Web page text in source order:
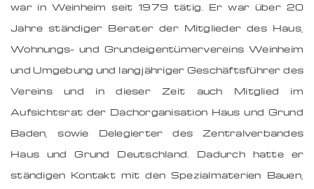
war in Weinheim seit 1979 tätig. Er war über 20
Jahre ständiger Berater der Mitglieder des Haus,
Wohnungs- und Grundeigentümervereins Weinheim
und Umgebung und langjähriger Geschäftsführer des
Vereins und in dieser Zeit auch Mitglied im
Aufsichtsrat der Dachorganisation Haus und Grund
Baden, sowie Delegierter des Zentralverbandes
Haus und Grund Deutschland. Dadurch hatte er
ständigen Kontakt mit den Spezialmaterien Bauen,